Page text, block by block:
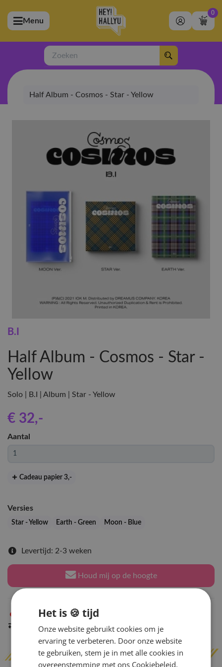
(Artiesten)
(Merchandise)
(Exclusive)
(Winkel)
Menu
0
Zoeken
Half Album - Cosmos - Star - Yellow
B.I
Half Album - Cosmos - Star -
Yellow
Solo | B.I | Album | Star - Yellow
€ 32,-
Aantal
Cadeau papier 3,-
Versies
Star - Yellow Earth - Green Moon - Blue
Levertijd: 2-3 weken
Houd mij op de hoogte
Niet op voorraad in Arnhem
Indien op voorraad
binnen 2 werkdagen
Het is 🍪 tijd
Onze website gebruikt cookies om je
ervaring te verbeteren. Door onze website
te gebruiken, stem je in met alle cookies in
overeenstemming met ons Cookiebeleid.